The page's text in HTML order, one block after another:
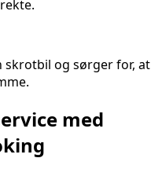
skrotbil og sørger for, at
med